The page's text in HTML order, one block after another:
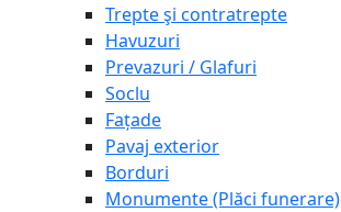
Trepte şi contratrepte
Havuzuri
Prevazuri / Glafuri
Soclu
Fațade
Pavaj exterior
Borduri
Monumente (Plăci funerare)